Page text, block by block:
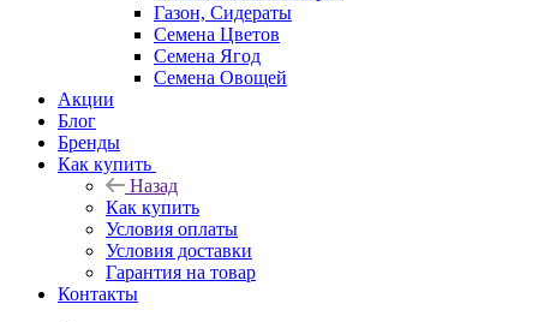
Газон, Сидераты
Семена Цветов
Семена Ягод
Семена Овощей
Акции
Блог
Бренды
Как купить
Назад
Как купить
Условия оплаты
Условия доставки
Гарантия на товар
Контакты